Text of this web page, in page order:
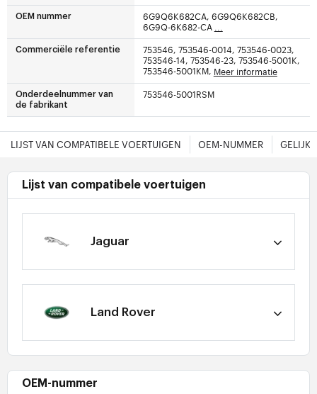
OEM nummer
6G9Q6K682CA, 6G9Q6K682CB,
6G9Q-6K682-CA
Commerciële referentie
753546, 753546-0014, 753546-0023,
753546-14, 753546-23, 753546-5001K,
753546-5001KM, Meer informatie
Onderdeelnummer van
de fabrikant
753546-5001RSM
LIJST VAN COMPATIBELE VOERTUIGEN OEM-NUMMER
Lijst van compatibele voertuigen
Jaguar
Land Rover
OEM-nummer